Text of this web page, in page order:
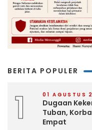
BERITA POPULER
1 01 AGUSTUS
Dugaan
Tuban,
Empat